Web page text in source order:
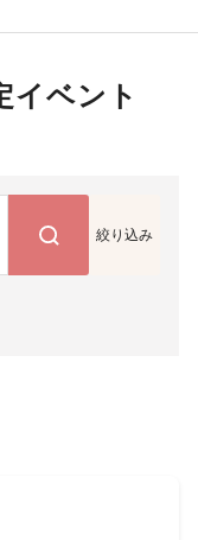
イベント
絞り込み